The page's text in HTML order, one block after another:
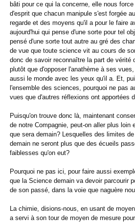
bâti pour ce qui la concerne, elle nous
d'esprit que chacun manipule s'est forgée
regarde et des moyens qu'il a pour le faire
aujourd'hui qui pense d'une sorte pour tel
pensé d'une sorte tout autre au gré des
de vue que toute science vit au cours de
donc de savoir reconnaître la part de vérité
plutôt que d'opposer l'anathème à ses
aussi le monde avec les yeux qu'il a. Et,
l'ensemble des sciences, pourquoi ne pas
vues que d'autres réflexions ont apportées
Puisqu'on trouve donc là, maintenant
de notre Compagnie, peut-on aller plus loin
que sera demain? Lesquelles des limites
demain ne seront plus que des écueils
faiblesses qu'on eut?
Pourquoi ne pas ici, pour faire aussi
que la Science demain va devoir parcourir
de son passé, dans la voie que naguère
La chimie, disions-nous, en usant de
a servi à son tour de moyen de mesure